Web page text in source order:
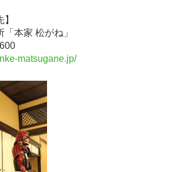
本家 松がね」
matsugane.jp/